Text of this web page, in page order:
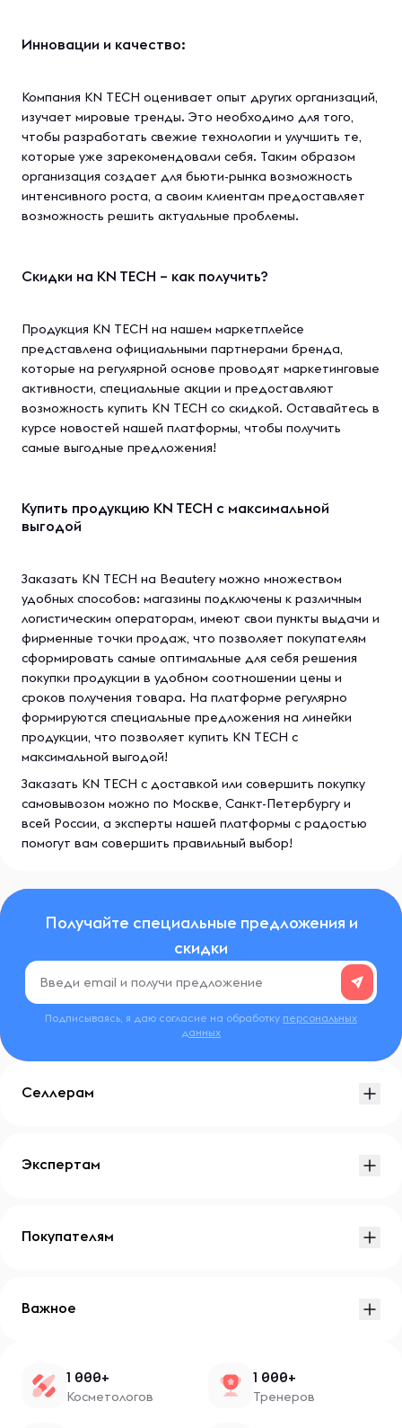
Инновации и качество:
Компания KN TECH оценивает опыт других организаций,
изучает мировые тренды. Это необходимо для того,
чтобы разработать свежие технологии и улучшить те,
которые уже зарекомендовали себя. Таким образом
организация создает для бьюти-рынка возможность
интенсивного роста, а своим клиентам предоставляет
возможность решить актуальные проблемы.
Скидки на KN TECH – как получить?
Продукция KN TECH на нашем маркетплейсе
представлена официальными партнерами бренда,
которые на регулярной основе проводят маркетинговые
активности, специальные акции и предоставляют
возможность купить KN TECH со скидкой. Оставайтесь в
курсе новостей нашей платформы, чтобы получить
самые выгодные предложения!
Купить продукцию KN TECH с максимальной
выгодой
Заказать KN TECH на Beautery можно множеством
удобных способов: магазины подключены к различным
логистическим операторам, имеют свои пункты выдачи и
фирменные точки продаж, что позволяет покупателям
сформировать самые оптимальные для себя решения
покупки продукции в удобном соотношении цены и
сроков получения товара. На платформе регулярно
формируются специальные предложения на линейки
продукции, что позволяет купить KN TECH с
максимальной выгодой!
Заказать KN TECH с доставкой или совершить покупку
самовывозом можно по Москве, Санкт-Петербургу и
всей России, а эксперты нашей платформы с радостью
помогут вам совершить правильный выбор!
Получайте специальные предложения и
скидки
Подписываясь, я даю согласие на обработку персональных
данных
Селлерам
Экспертам
Покупателям
Важное
1 000+
Косметологов
1 000+
Тренеров